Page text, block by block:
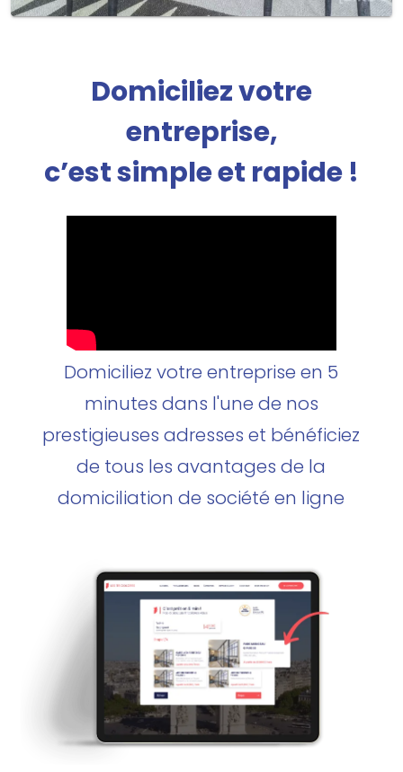
Domiciliez votre
entreprise,
c’est simple et rapide !
Domiciliez votre entreprise en 5
minutes dans l'une de nos
prestigieuses adresses et bénéficiez
de tous les avantages de la
domiciliation de société en ligne